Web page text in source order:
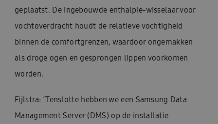
geplaatst. De ingebouwde enthalpie-wisselaar voor
vochtoverdracht houdt de relatieve vochtigheid
binnen de comfortgrenzen, waardoor ongemakken
als droge ogen en gesprongen lippen voorkomen
worden.
Fijlstra: “Tenslotte hebben we een Samsung Data
Management Server (DMS) op de installatie